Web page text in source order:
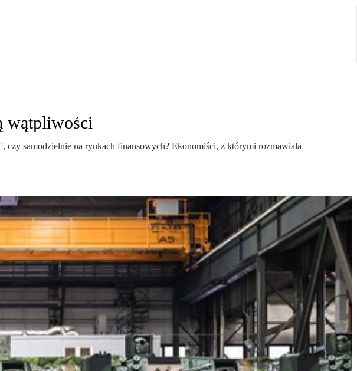
wątpliwości
samodzielnie na rynkach finansowych? Ekonomiści, z którymi rozmawiała